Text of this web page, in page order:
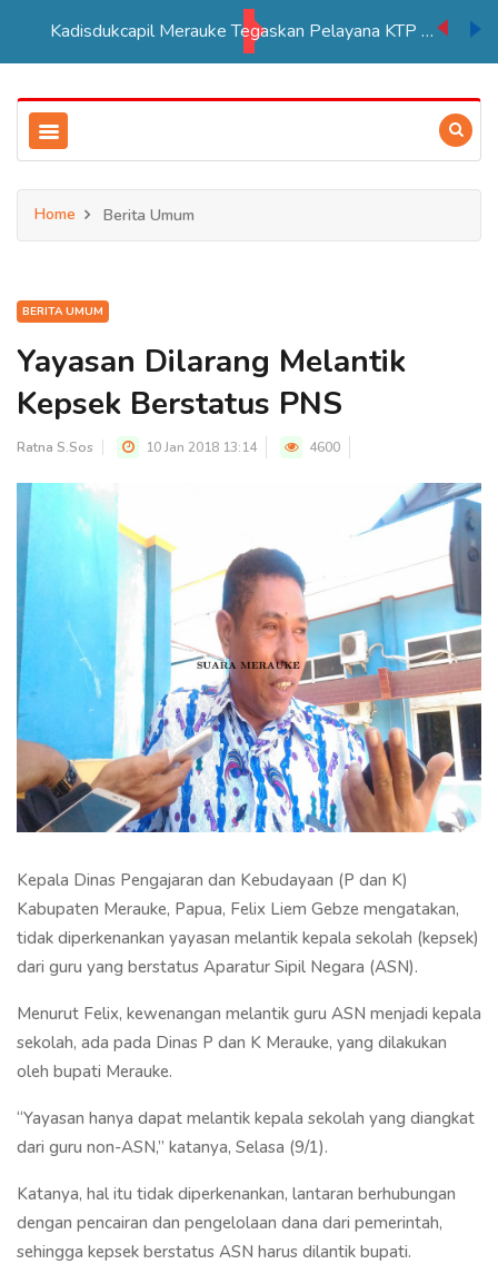
Kadisdukcapil Merauke Tegaskan Pelayana KTP Sesuai SOP
Home Berita Umum
BERITA UMUM
Yayasan Dilarang Melantik
Kepsek Berstatus PNS
Ratna S.Sos 10 Jan 2018 13:14 4600
Kepala Dinas Pengajaran dan Kebudayaan (P dan K)
Kabupaten Merauke, Papua, Felix Liem Gebze mengatakan,
tidak diperkenankan yayasan melantik kepala sekolah (kepsek)
dari guru yang berstatus Aparatur Sipil Negara (ASN).
Menurut Felix, kewenangan melantik guru ASN menjadi kepala
sekolah, ada pada Dinas P dan K Merauke, yang dilakukan
oleh bupati Merauke.
“Yayasan hanya dapat melantik kepala sekolah yang diangkat
dari guru non-ASN,” katanya, Selasa (9/1).
Katanya, hal itu tidak diperkenankan, lantaran berhubungan
dengan pencairan dan pengelolaan dana dari pemerintah,
sehingga kepsek berstatus ASN harus dilantik bupati.